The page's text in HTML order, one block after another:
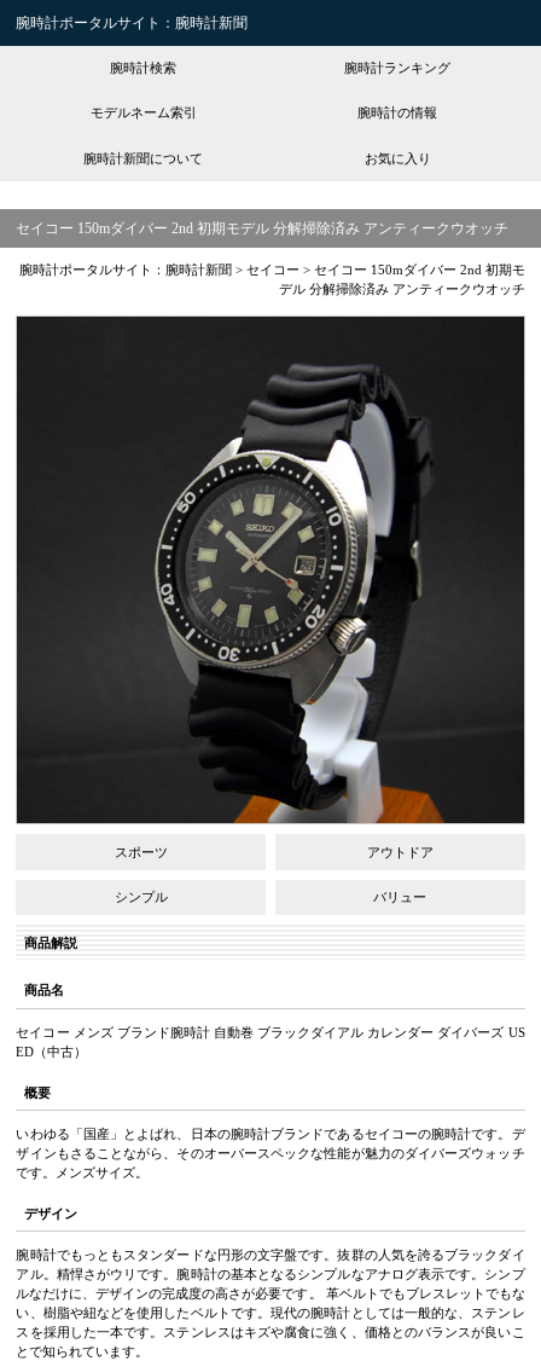
腕時計ポータルサイト：腕時計新聞
腕時計検索 腕時計ランキング
モデルネーム索引 腕時計の情報
腕時計新聞について お気に入り
セイコー 150mダイバー 2nd 初期モデル 分解掃除済み アンティークウオッチ
腕時計ポータルサイト：腕時計新聞 > セイコー > セイコー 150mダイバー 2nd 初期モ
デル 分解掃除済み アンティークウオッチ
スポーツ アウトドア
シンプル バリュー
商品解説
商品名
セイコー メンズ ブランド腕時計 自動巻 ブラックダイアル カレンダー ダイバーズ US
ED（中古）
概要
いわゆる「国産」とよばれ、日本の腕時計ブランドであるセイコーの腕時計です。デ
ザインもさることながら、そのオーバースペックな性能が魅力のダイバーズウォッチ
です。メンズサイズ。
デザイン
腕時計でもっともスタンダードな円形の文字盤です。抜群の人気を誇るブラックダイ
アル。精悍さがウリです。腕時計の基本となるシンプルなアナログ表示です。シンプ
ルなだけに、デザインの完成度の高さが必要です。 革ベルトでもブレスレットでもな
い、樹脂や紐などを使用したベルトです。現代の腕時計としては一般的な、ステンレ
スを採用した一本です。ステンレスはキズや腐食に強く、価格とのバランスが良いこ
とで知られています。